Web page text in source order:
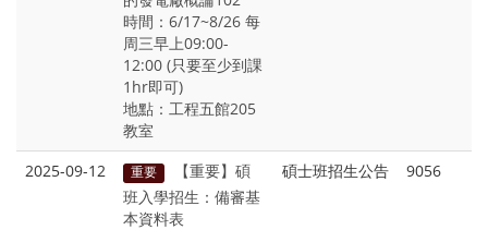
時間：6/17~8/26 每
周三早上09:00-
12:00 (只要至少到課
1hr即可)
地點：工程五館205
教室
2025-09-12 重要
【重要】碩
班入學招生：備審基
本資料表
碩士班招生公告 9056